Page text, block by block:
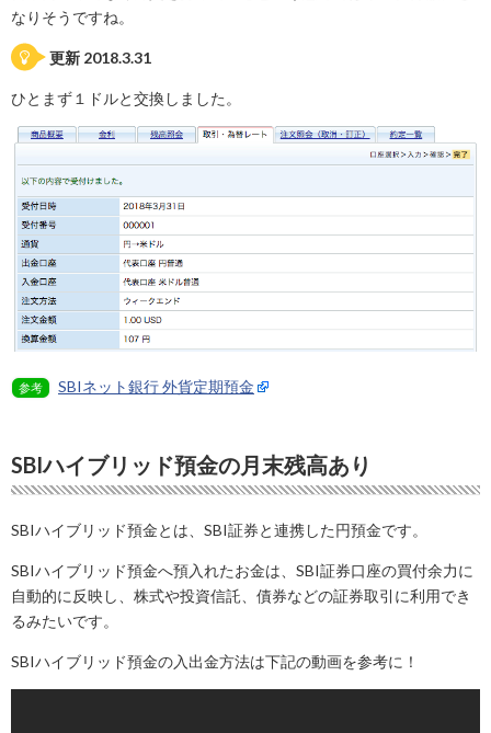
なりそうですね。
更新 2018.3.31
ひとまず１ドルと交換しました。
参考 SBIネット銀行 外貨定期預金
SBIハイブリッド預金の月末残高あり
SBIハイブリッド預金とは、SBI証券と連携した円預金です。
SBIハイブリッド預金へ預入れたお金は、SBI証券口座の買付余力に
自動的に反映し、株式や投資信託、債券などの証券取引に利用でき
るみたいです。
SBIハイブリッド預金の入出金方法は下記の動画を参考に！